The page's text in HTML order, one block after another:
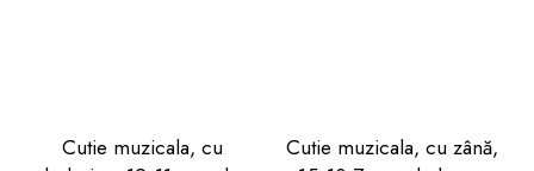
Cutie muzicala, cu
Cutie muzicala, cu zână,